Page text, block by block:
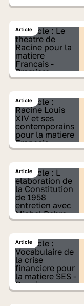
Article
Article
Article
Article